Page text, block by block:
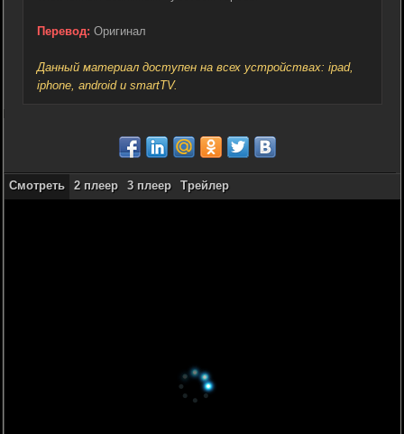
Перевод: Оригинал
Данный материал доступен на всех устройствах: ipad,
iphone, android и smartTV.
Смотреть 2 плеер 3 плеер Трейлер